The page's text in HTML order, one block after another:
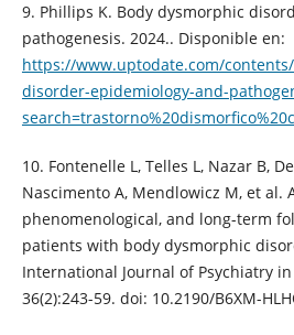
9. Phillips K. Body dysmorphic
pathogenesis. 2024.. Disponible en:
https://www.uptodate.com/
disorder-epidemiology-and-
10. Fontenelle L, Telles L, Nazar B,
Nascimento A, Mendlowicz M, et al.
phenomenological, and long-term
patients with body dysmorphic
International Journal of Psychiatry
36(2):243-59. doi: 10.2190/B6XM-